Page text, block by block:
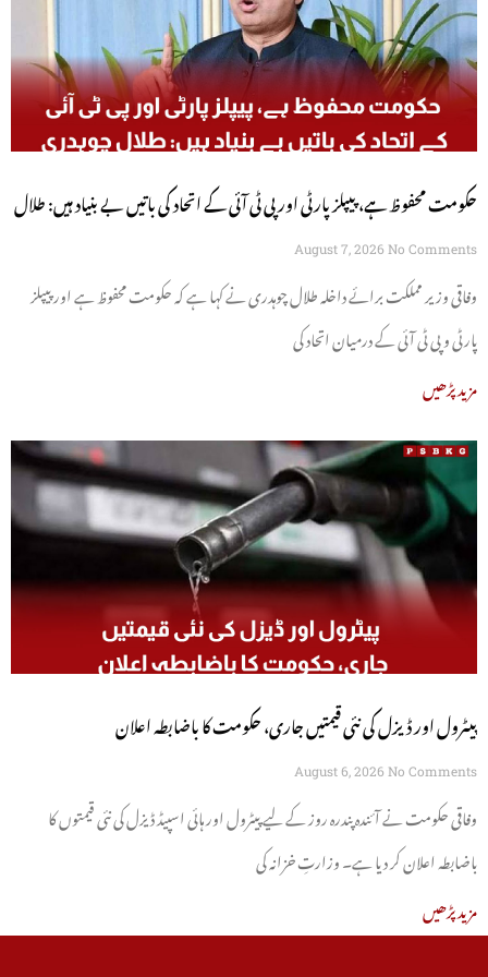
حکومت محفوظ ہے، پیپلز پارٹی اور پی ٹی آئی کے اتحاد کی باتیں بے بنیاد ہیں: طلال
چوہدری
August 7, 2026 No Comments
وفاقی وزیر مملکت برائے داخلہ طلال چوہدری نے کہا ہے کہ حکومت محفوظ ہے اور پیپلز
پارٹی و پی ٹی آئی کے درمیان اتحاد کی
مزید پڑھیں
پیٹرول اور ڈیزل کی نئی قیمتیں جاری، حکومت کا باضابطہ اعلان
August 6, 2026 No Comments
وفاقی حکومت نے آئندہ پندرہ روز کے لیے پیٹرول اور ہائی اسپیڈ ڈیزل کی نئی قیمتوں کا
باضابطہ اعلان کر دیا ہے۔ وزارتِ خزانہ کی
مزید پڑھیں